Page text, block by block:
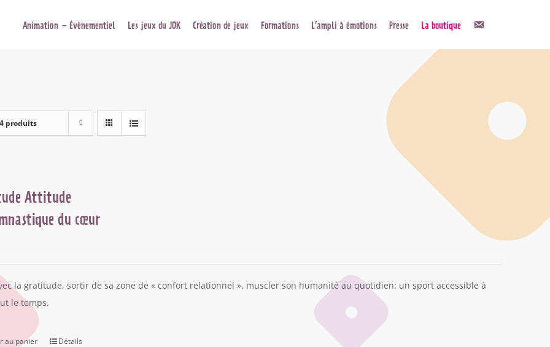
Animation – Évènementiel Les jeux du JOK Création de jeux Formations L’ampli à émotions Presse La boutique
produits
Attitude
du cœur
la gratitude, sortir de sa zone de « confort relationnel », muscler son humanité au quotidien: un sport accessible à
le temps.
au panier Détails